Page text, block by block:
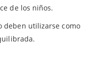
de los niños.
deben utilizarse como